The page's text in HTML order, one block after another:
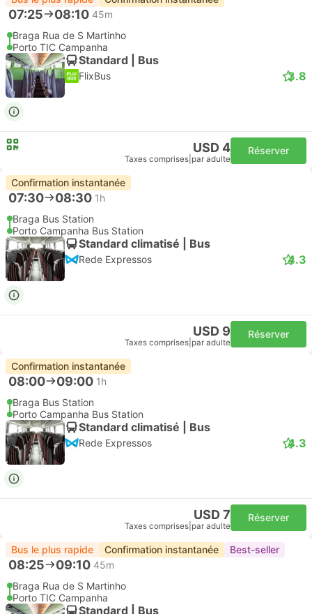
07:25 08:10 45m
Braga Rua de S Martinho
Porto TIC Campanha
Standard | Bus
FlixBus 3.8
USD 4
Taxes comprises par adulte
Réserver
Confirmation instantanée
07:30 08:30 1h
Braga Bus Station
Porto Campanha Bus Station
Standard climatisé | Bus
Rede Expressos 4.3
USD 9
Taxes comprises par adulte
Réserver
Confirmation instantanée
08:00 09:00 1h
Braga Bus Station
Porto Campanha Bus Station
Standard climatisé | Bus
Rede Expressos 4.3
USD 7
Taxes comprises par adulte
Réserver
Bus le plus rapide Confirmation instantanée Best-seller
08:25 09:10 45m
Braga Rua de S Martinho
Porto TIC Campanha
Standard | Bus